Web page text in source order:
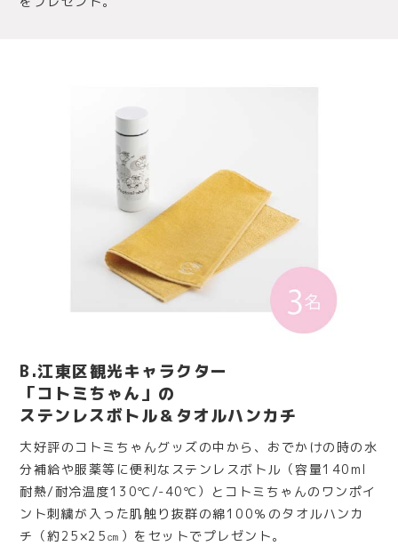
B.江東区観光キャラクター
「コトミちゃん」の
ステンレスボトル＆タオルハンカチ
大好評のコトミちゃんグッズの中から、おでかけの時の水
分補給や服薬等に便利なステンレスボトル（容量140ml
耐熱/耐冷温度130℃/-40℃）とコトミちゃんのワンポイ
ント刺繍が入った肌触り抜群の綿100％のタオルハンカ
チ（約25×25㎝）をセットでプレゼント。